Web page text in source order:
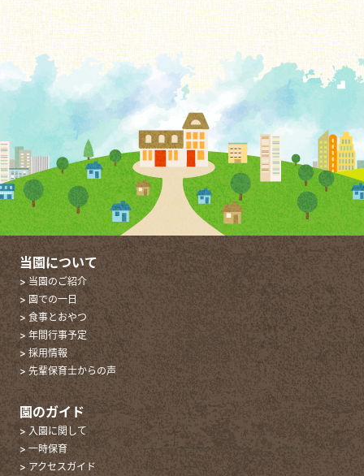
当園について
> 当園のご紹介
> 園での一日
> 食事とおやつ
> 年間行事予定
> 採用情報
> 先輩保育士からの声
園のガイド
> 入園に関して
> 一時保育
> アクセスガイド